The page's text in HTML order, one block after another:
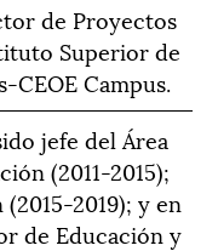
de Proyectos
Superior de
CEOE Campus.
jefe del Área
(2011-2015);
2019); y en
de Educación y